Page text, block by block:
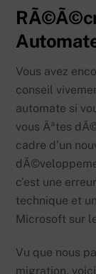
Vous avez
conseil
automate si
vous Ãªtes
cadre d’un
c’est une
technique et
Microsoft sur
Vu que nous
migration,